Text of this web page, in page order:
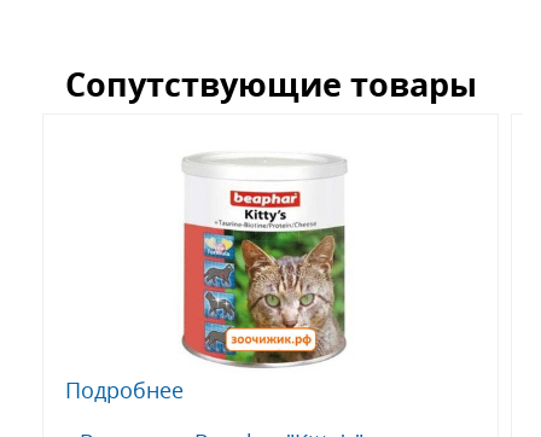
Сопутствующие товары
Подробнее